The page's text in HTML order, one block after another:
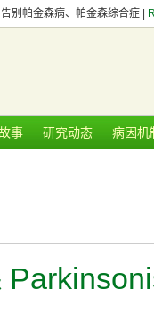
别帕金森病、帕金森综合症 |
事 研究动态 病因机